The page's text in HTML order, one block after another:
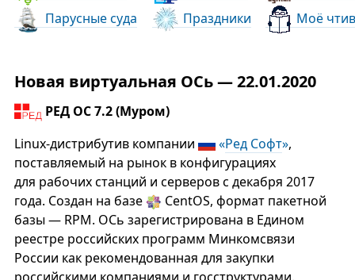
Парусные суда
Праздники Моё
Новая виртуальная ОСь — 22.01.2020
РЕД ОС 7.2 (Муром)
Linux-дистрибутив компании
«Ред Софт»,
поставляемый на рынок в конфигурациях
для рабочих станций и серверов с декабря 2017
года. Создан на базе
CentOS, формат пакетной
базы — RPM. ОСь зарегистрирована в Едином
реестре российских программ Минкомсвязи
России как рекомендованная для закупки